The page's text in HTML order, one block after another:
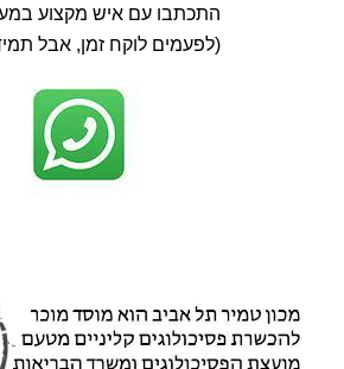
התכתבו עם איש מקצוע
(לפעמים לוקח זמן, אבל